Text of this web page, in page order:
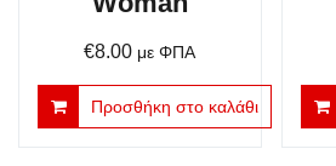
€8.00 με ΦΠΑ
Προσθήκη στο καλάθι